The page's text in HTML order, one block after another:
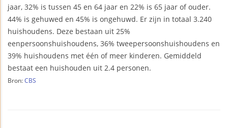
jaar, 32% is tussen 45 en 64 jaar en 22% is 65 jaar of ouder.
44% is gehuwed en 45% is ongehuwd. Er zijn in totaal 3.240
huishoudens. Deze bestaan uit 25%
eenpersoonshuishoudens, 36% tweepersoonshuishoudens en
39% huishoudens met één of meer kinderen. Gemiddeld
bestaat een huishouden uit 2.4 personen.
Bron: CBS